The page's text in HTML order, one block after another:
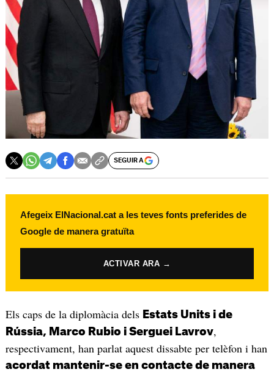
SEGUIR A
Afegeix ElNacional.cat a les teves fonts preferides de
Google de manera gratuïta
ACTIVAR ARA →
Els caps de la diplomàcia dels Estats Units i de
Rússia, Marco Rubio i Serguei Lavrov,
respectivament, han parlat aquest dissabte per telèfon i han
acordat mantenir-se en contacte de manera